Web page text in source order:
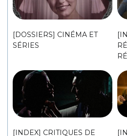
[DOSSIERS] CINÉMA ET
SÉRIES
[INDEX] CRITIQUES DE